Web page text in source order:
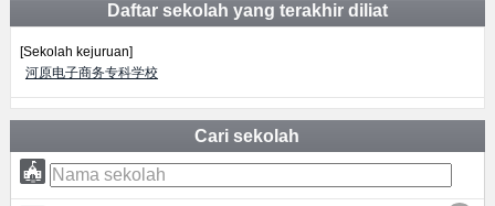
Daftar sekolah yang terakhir diliat
[Sekolah kejuruan]
河原电子商务专科学校
Cari sekolah